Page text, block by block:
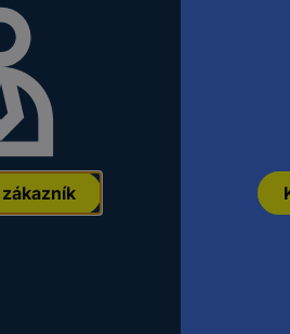
technika
19 palca
sivá (RAL 7035)
Označenie výrobcu: